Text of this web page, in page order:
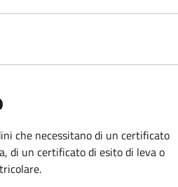
che necessitano di un certificato
di un certificato di esito di leva o